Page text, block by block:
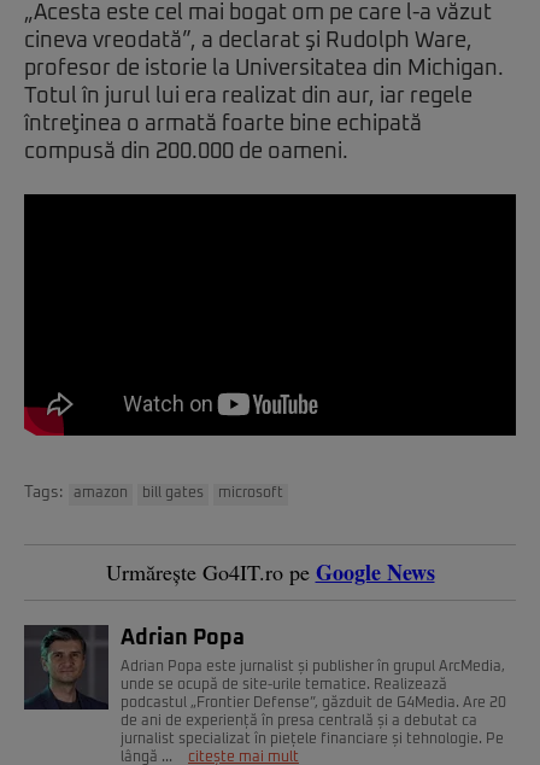
„Acesta este cel mai bogat om pe care l-a văzut
cineva vreodată”, a declarat şi Rudolph Ware,
profesor de istorie la Universitatea din Michigan.
Totul în jurul lui era realizat din aur, iar regele
întreţinea o armată foarte bine echipată
compusă din 200.000 de oameni.
Tags: amazon bill gates microsoft
Urmărește Go4IT.ro pe Google News
Adrian Popa
Adrian Popa este jurnalist și publisher în grupul ArcMedia,
unde se ocupă de site-urile tematice. Realizează
podcastul „Frontier Defense”, găzduit de G4Media. Are 20
de ani de experiență în presa centrală și a debutat ca
jurnalist specializat în piețele financiare și tehnologie. Pe
lângă ...
citește mai mult